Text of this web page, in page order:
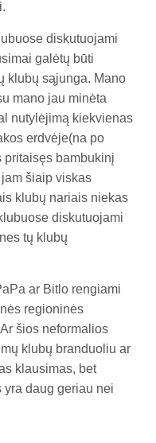
diskutuojami
galėtų būti
klubų sąjunga. Mano
mano jau minėta
nutylėjimą kiekvienas
erdvėje(na po
pritaisęs bambukinį
šiaip viskas
klubų nariais niekas
diskutuojami
tų klubų
ar Bitlo rengiami
regioninės
šios neformalios
klubų branduoliu ar
klausimas, bet
yra daug geriau nei